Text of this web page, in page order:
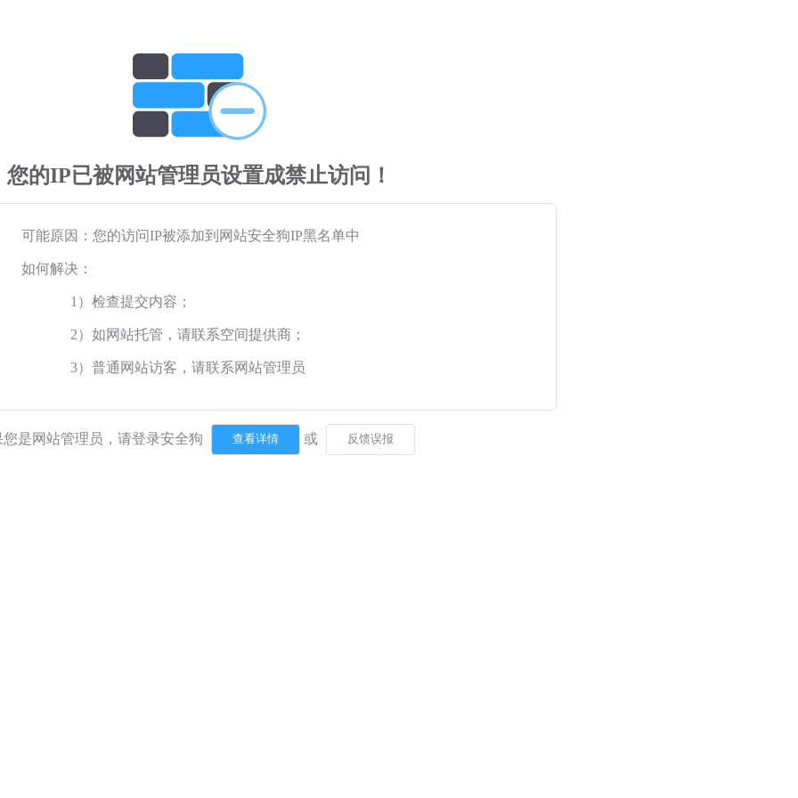
您的IP已被网站管理员设置成禁止访问！
可能原因：您的访问IP被添加到网站安全狗IP黑名单中
如何解决：
1）检查提交内容；
2）如网站托管，请联系空间提供商；
3）普通网站访客，请联系网站管理员
您是网站管理员，请登录安全狗 或